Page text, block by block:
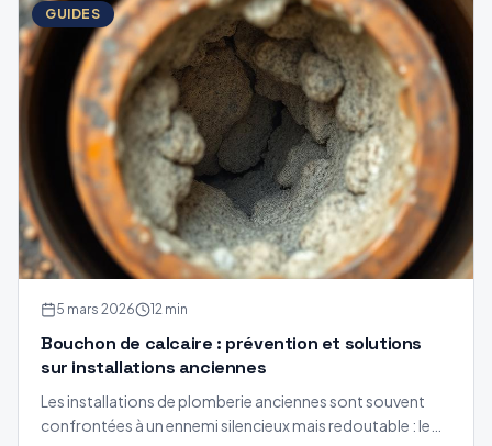
GUIDES
5 mars 2026 12 min
Bouchon de calcaire : prévention et solutions
sur installations anciennes
Les installations de plomberie anciennes sont souvent
confrontées à un ennemi silencieux mais redoutable : le